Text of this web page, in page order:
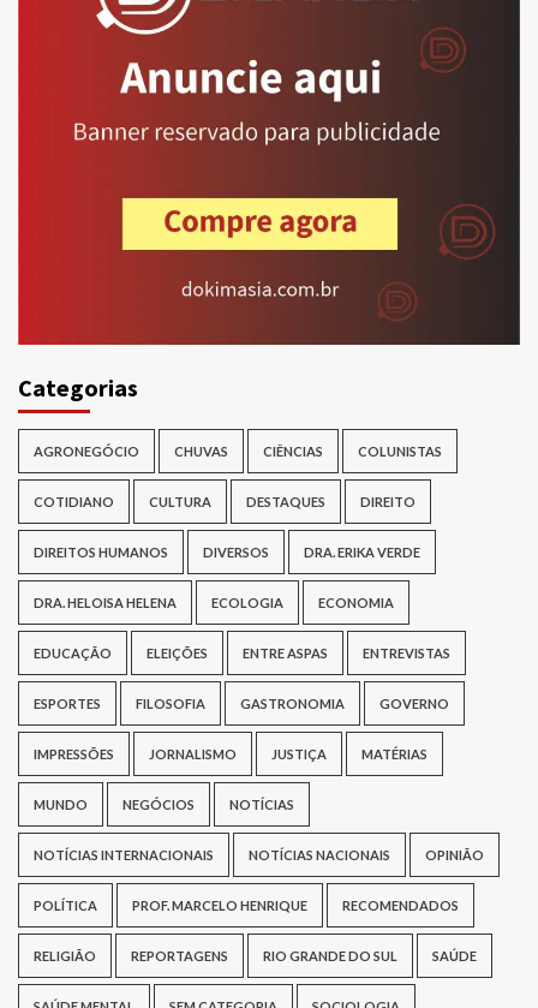
Categorias
AGRONEGÓCIO CHUVAS CIÊNCIAS COLUNISTAS
COTIDIANO CULTURA DESTAQUES DIREITO
DIREITOS HUMANOS DIVERSOS DRA. ERIKA VERDE
DRA. HELOISA HELENA ECOLOGIA ECONOMIA
EDUCAÇÃO ELEIÇÕES ENTRE ASPAS ENTREVISTAS
ESPORTES FILOSOFIA GASTRONOMIA GOVERNO
IMPRESSÕES JORNALISMO JUSTIÇA MATÉRIAS
MUNDO NEGÓCIOS NOTÍCIAS
NOTÍCIAS INTERNACIONAIS NOTÍCIAS NACIONAIS OPINIÃO
POLÍTICA PROF. MARCELO HENRIQUE RECOMENDADOS
RELIGIÃO REPORTAGENS RIO GRANDE DO SUL SAÚDE